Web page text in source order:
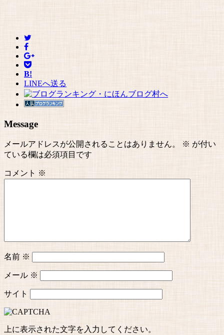
B!
LINEへ送る
Message
メールアドレスが公開されることはありません。 ※ が付い
ている欄は必須項目です
コメント ※
名前 ※
メール ※
サイト
上に表示された文字を入力してください。